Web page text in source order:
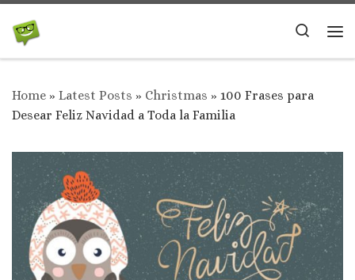
Skip to content
Search
Home » Latest Posts » Christmas » 100 Frases para
Desear Feliz Navidad a Toda la Familia